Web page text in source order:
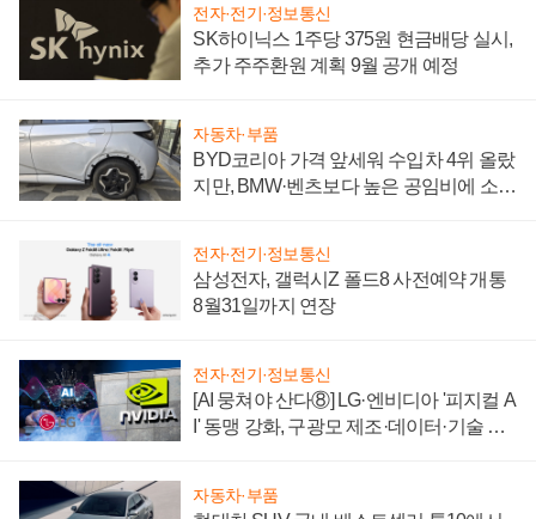
전자·전기·정보통신
SK하이닉스 1주당 375원 현금배당 실시,
추가 주주환원 계획 9월 공개 예정
자동차·부품
BYD코리아 가격 앞세워 수입차 4위 올랐
지만, BMW·벤츠보다 높은 공임비에 소비
전자·전기·정보통신
삼성전자, 갤럭시Z 폴드8 사전예약 개통
8월31일까지 연장
전자·전기·정보통신
[AI 뭉쳐야 산다⑧] LG·엔비디아 '피지컬 A
I' 동맹 강화, 구광모 제조·데이터·기술 결
자동차·부품